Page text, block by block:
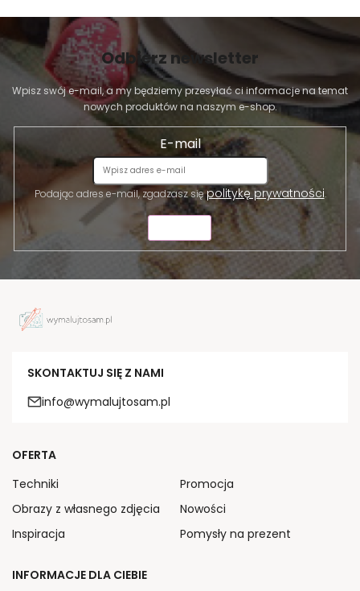
Odbierz newsletter
Wpisz swój e-mail, a my będziemy przesyłać ci informacje na temat
nowych produktów na naszym e-shop.
E-mail
Podając adres e-mail, zgadzasz siępolitykę prywatności.
SKONTAKTUJ SIĘ Z NAMI
info@wymalujtosam.pl
OFERTA
Techniki
Obrazy z własnego zdjęcia
Inspiracja
Promocja
Nowości
Pomysły na prezent
INFORMACJE DLA CIEBIE